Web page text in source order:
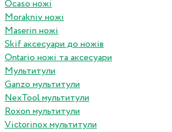
Ocaso ножі
Morakniv ножі
Maserin ножі
Skif аксесуари до ножів
Ontario ножі та аксесуари
Мультитули
Ganzo мультитули
NexTool мультитули
Roxon мультитули
Victorinox мультитули